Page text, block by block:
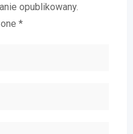
opublikowany.
*